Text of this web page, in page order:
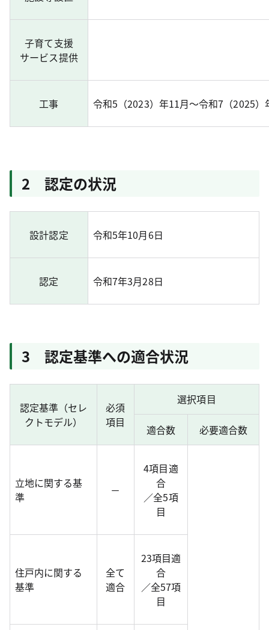
子育て支援
サービス提供
工事 令和5（2023）年11月～令和7（2025）
2 認定の状況
設計認定 令和5年10月6日
認定 令和7年3月28日
3 認定基準への適合状況
認定基準（セレ
クトモデル）
必須
項目
選択項目
適合数 必要適合数
立地に関する基
準
－
4項目適
合
／全5項
目
住戸内に関する
基準
全て
適合
23項目適
合
／全57項
目